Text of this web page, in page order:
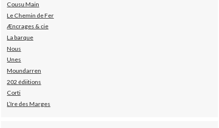
Cousu Main
Le Chemin de Fer
Æncrages & cie
La barque
Nous
Unes
Moundarren
202 édiitions
Corti
L’Ire des Marges